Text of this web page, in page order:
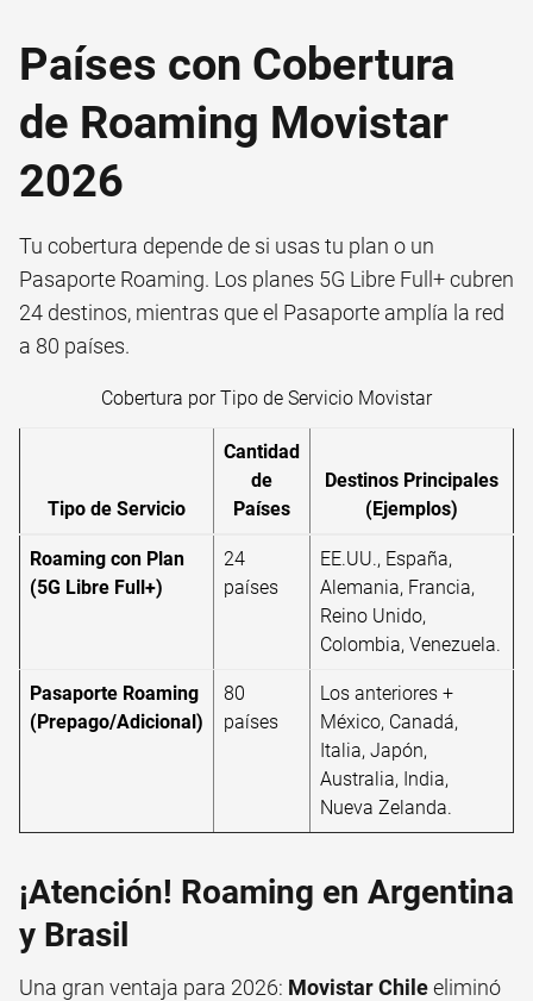
Países con Cobertura
de Roaming Movistar
2026
Tu cobertura depende de si usas tu plan o un
Pasaporte Roaming. Los planes 5G Libre Full+ cubren
24 destinos, mientras que el Pasaporte amplía la red
a 80 países.
Cobertura por Tipo de Servicio Movistar
Tipo de Servicio
Cantidad
de
Países
Destinos Principales
(Ejemplos)
Roaming con Plan
(5G Libre Full+)
24
países
EE.UU., España,
Alemania, Francia,
Reino Unido,
Colombia, Venezuela.
Pasaporte Roaming
(Prepago/Adicional)
80
países
Los anteriores +
México, Canadá,
Italia, Japón,
Australia, India,
Nueva Zelanda.
¡Atención! Roaming en Argentina
y Brasil
Una gran ventaja para 2026: Movistar Chileeliminó